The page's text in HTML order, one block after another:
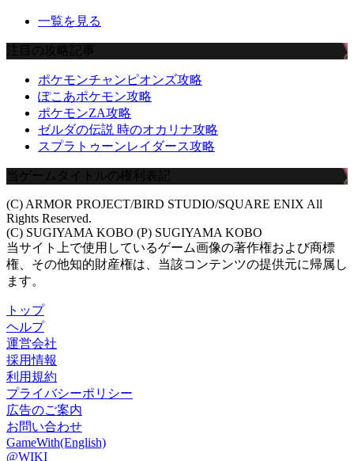
一覧を見る
注目の攻略記事
ポケモンチャンピオンズ攻略
ぽこあポケモン攻略
ポケモンZA攻略
ゼルダの伝説 時のオカリナ攻略
スプラトゥーンレイダース攻略
当ゲームタイトルの権利表記
(C) ARMOR PROJECT/BIRD STUDIO/SQUARE ENIX All
Rights Reserved.
(C) SUGIYAMA KOBO (P) SUGIYAMA KOBO
当サイト上で使用しているゲーム画像の著作権および商標
権、その他知的財産権は、当該コンテンツの提供元に帰属し
ます。
トップ
ヘルプ
運営会社
採用情報
利用規約
プライバシーポリシー
広告のご案内
お問い合わせ
GameWith(English)
@WIKI